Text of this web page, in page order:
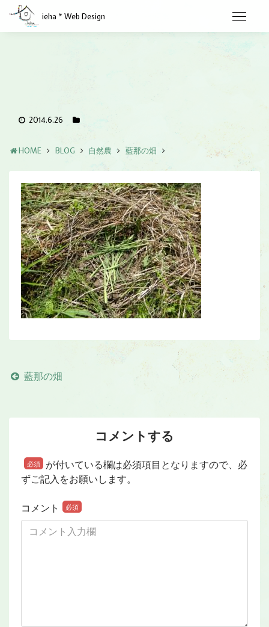
ieha * Web Design
2014.6.26
HOME BLOG 自然農 藍那の畑
藍那の畑
コメントする
必須
が付いている欄は必須項目となりますので、必
ずご記入をお願いします。
コメント 必須